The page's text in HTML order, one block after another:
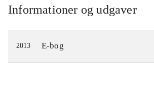
Informationer og udgaver
2013 E-bog